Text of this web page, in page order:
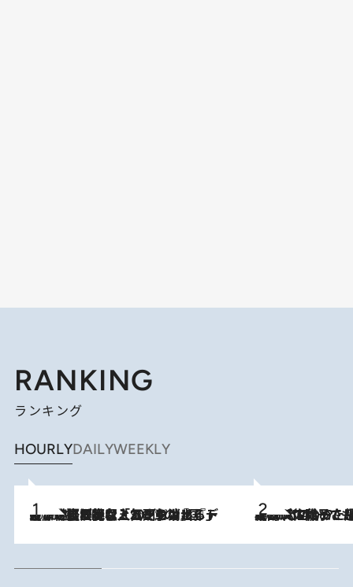
RANKING
ランキング
HOURLYDAILYWEEKLY
2026.8.5
【なぜ吉沢亮は「気配を消せる」のか？】興行収入208億の『国宝』を経て挑むミュージカル『ディア・エヴァン・ハンセン』。トップ俳優が舞台上でさらけ出した“孤独”とは 2026.8.5
【阿川佐和子さんの年とる力】なぜ70代で始めた趣味は“こんなに楽しい”のか？ ピアノ、俳句…スランプに陥っても続けられる“ある秘訣”とは